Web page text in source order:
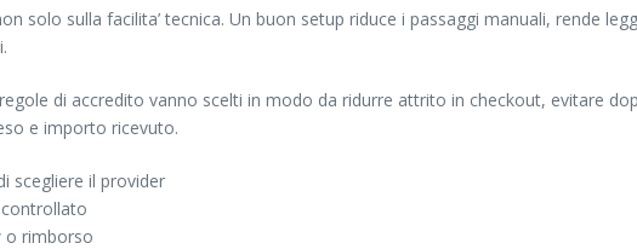
solo sulla facilita’ tecnica. Un buon setup riduce i passaggi manuali, rende
di accredito vanno scelti in modo da ridurre attrito in checkout, evitare
e importo ricevuto.
scegliere il provider
o rimborso